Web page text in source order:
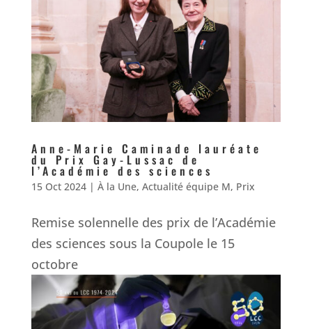
Anne-Marie Caminade lauréate
du Prix Gay-Lussac de
l’Académie des sciences
15 Oct 2024| À la Une, Actualité équipe M, Prix
Remise solennelle des prix de l’Académie
des sciences sous la Coupole le 15
octobre